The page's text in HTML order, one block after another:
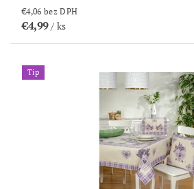
€4,06 bez DPH
€4,99/ ks
Tip